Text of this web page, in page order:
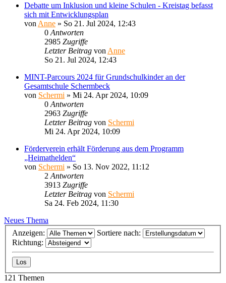
Debatte um Inklusion und kleine Schulen - Kreistag befasst
sich mit Entwicklungsplan
von Anne » So 21. Jul 2024, 12:43
0 Antworten
2985 Zugriffe
Letzter Beitrag von Anne
So 21. Jul 2024, 12:43
MINT-Parcours 2024 für Grundschulkinder an der
Gesamtschule Schermbeck
von Schermi » Mi 24. Apr 2024, 10:09
0 Antworten
2963 Zugriffe
Letzter Beitrag von Schermi
Mi 24. Apr 2024, 10:09
Förderverein erhält Förderung aus dem Programm
„Heimathelden“
von Schermi » So 13. Nov 2022, 11:12
2 Antworten
3913 Zugriffe
Letzter Beitrag von Schermi
Sa 24. Feb 2024, 11:30
Neues Thema
Anzeigen:
Sortiere nach:
Richtung:
121 Themen